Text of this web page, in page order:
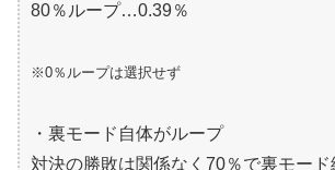
80％ループ…0.39％
※0％ループは選択せず
・裏モード自体がループ
対決の勝敗は関係なく70％で裏モード